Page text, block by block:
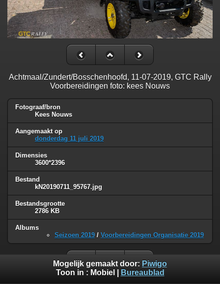
Achtmaal/Zundert/Bosschenhoofd, 11-07-2019, GTC Rally
Voorbereidingen foto: kees Nouws
Fotograaf/bron
Kees Nouws
Aangemaakt op
donderdag 11 juli 2019
Dimensies
3600*2396
Bestand
kN20190711_95767.jpg
Bestandsgrootte
2786 KB
Albums
Seizoen 2019 / Voorbereidingen Organisatie 2019
Mogelijk gemaakt door: Piwigo
Toon in : Mobiel Bureaublad